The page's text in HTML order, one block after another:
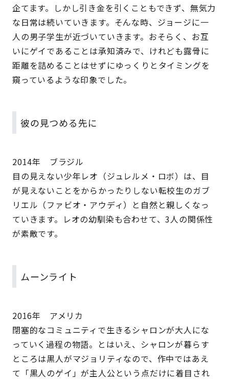
企てます。しかし引き金を引くこともできず、無気力
な日常は続いていきます。そんな時、ジョージに一
人の男子学生が近づいていきます。おそらく、お互
いにゲイであることは承知済みで、けれども露骨に
距離を詰めることはせずにゆっくりとタイミングを
窺っているような印象でした。
彼の見つめる先に
2014年 ブラジル
目の見えない少年レオ（ジュレルメ・ロボ）は、目
が見えないことをからかったりしない転校生のガブ
リエル（ファビオ・アウディ）と自然と親しくなっ
ていきます。レオの幼馴染も合わせて、3人の関係性
が素敵です。
ムーンライト
2016年 アメリカ
閉塞的なコミュニティで生きるシャロンが大人にな
っていく過程の物語。とはいえ、シャロンが暮らす
ところは黒人がマジョリティなので、作中ではあえ
て「黒人のゲイ」が主人公という点だけに着目され